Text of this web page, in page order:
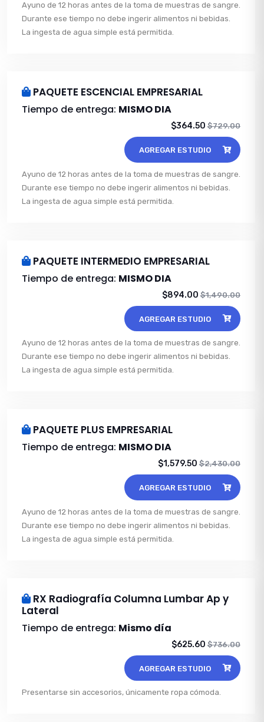
Ayuno de 12 horas antes de la toma de muestras de sangre.
Durante ese tiempo no debe ingerir alimentos ni bebidas.
La ingesta de agua simple está permitida.
PAQUETE ESCENCIAL EMPRESARIAL
Tiempo de entrega: MISMO DIA
$364.50 $729.00
AGREGAR ESTUDIO
Ayuno de 12 horas antes de la toma de muestras de sangre.
Durante ese tiempo no debe ingerir alimentos ni bebidas.
La ingesta de agua simple está permitida.
PAQUETE INTERMEDIO EMPRESARIAL
Tiempo de entrega: MISMO DIA
$894.00 $1,490.00
AGREGAR ESTUDIO
Ayuno de 12 horas antes de la toma de muestras de sangre.
Durante ese tiempo no debe ingerir alimentos ni bebidas.
La ingesta de agua simple está permitida.
PAQUETE PLUS EMPRESARIAL
Tiempo de entrega: MISMO DIA
$1,579.50 $2,430.00
AGREGAR ESTUDIO
Ayuno de 12 horas antes de la toma de muestras de sangre.
Durante ese tiempo no debe ingerir alimentos ni bebidas.
La ingesta de agua simple está permitida.
RX Radiografía Columna Lumbar Ap y
Lateral
Tiempo de entrega: Mismo día
$625.60 $736.00
AGREGAR ESTUDIO
Presentarse sin accesorios, únicamente ropa cómoda.